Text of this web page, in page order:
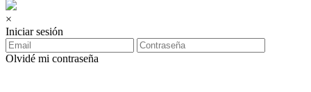
×
Iniciar sesión
Olvidé mi contraseña